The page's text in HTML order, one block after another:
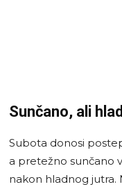
Sunčano, ali
Subota donosi
a pretežno sunčano
nakon hladnog jutra.